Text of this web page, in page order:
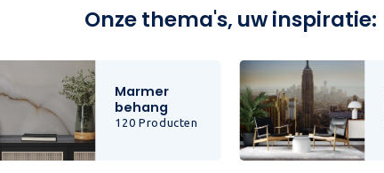
Onze thema's, uw inspiratie:
Marmer
behang
120 Producten